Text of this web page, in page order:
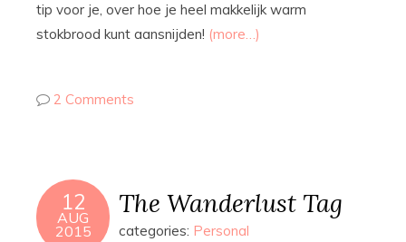
tip voor je, over hoe je heel makkelijk warm
stokbrood kunt aansnijden! (more…)
2 Comments
12
AUG
2015
The Wanderlust Tag
categories: Personal